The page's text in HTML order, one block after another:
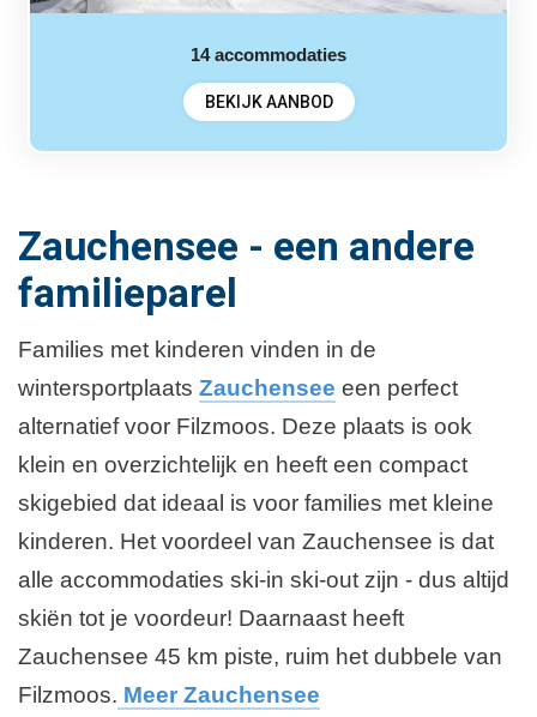
14accommodaties
BEKIJK AANBOD
Zauchensee - een andere
familieparel
Families met kinderen vinden in de
wintersportplaats Zauchensee een perfect
alternatief voor Filzmoos. Deze plaats is ook
klein en overzichtelijk en heeft een compact
skigebied dat ideaal is voor families met kleine
kinderen. Het voordeel van Zauchensee is dat
alle accommodaties ski-in ski-out zijn - dus altijd
skiën tot je voordeur! Daarnaast heeft
Zauchensee 45 km piste, ruim het dubbele van
Filzmoos. Meer Zauchensee